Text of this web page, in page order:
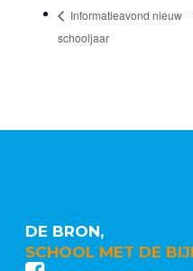
Informatieavond nieuw
schooljaar
DE BRON,
SCHOOL MET DE